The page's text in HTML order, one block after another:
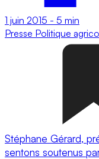
1 juin 2015 - 5 min
Presse Politique
Stéphane Gérard,
sentons soutenus